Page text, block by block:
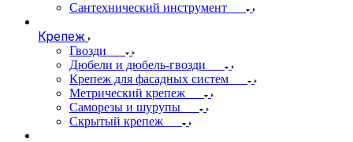
Сантехнический инструмент
Крепеж
Гвозди
Дюбели и дюбель-гвозди
Крепеж для фасадных систем
Метрический крепеж
Саморезы и шурупы
Скрытый крепеж